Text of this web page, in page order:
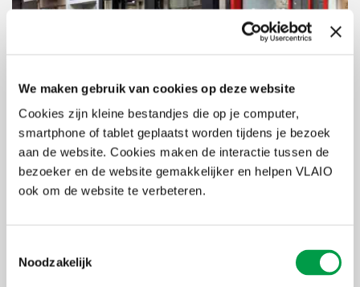
We maken gebruik van cookies op deze website
Cookies zijn kleine bestandjes die op je computer,
smartphone of tablet geplaatst worden tijdens je bezoek
aan de website. Cookies maken de interactie tussen de
bezoeker en de website gemakkelijker en helpen VLAIO
ook om de website te verbeteren.
Noodzakelijk
Wat betekent dit concreet?
Uiterste indiendatum:
Ondernemingen die een kennisgeving
ontvangen, kunnen hun aanvraag tot uitbetaling van de